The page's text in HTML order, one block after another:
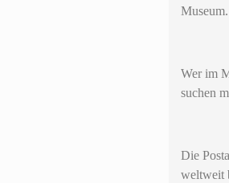
Museum.
Wer im
suchen
Die
weltweit